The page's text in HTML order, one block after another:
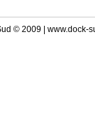
© 2009 | www.dock-